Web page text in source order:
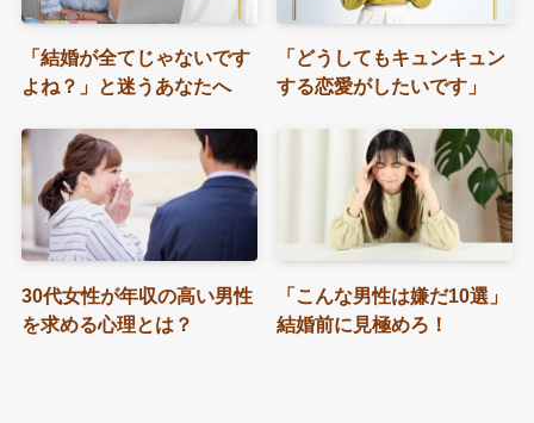
「結婚が全てじゃないです
よね？」と迷うあなたへ
「どうしてもキュンキュン
する恋愛がしたいです」
30代女性が年収の高い男性
を求める心理とは？
「こんな男性は嫌だ10選」
結婚前に見極めろ！